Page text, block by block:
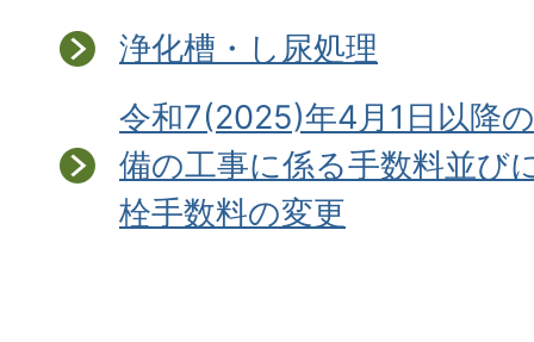
浄化槽・し尿処理
令和7(2025)年4月1日以降
備の工事に係る手数料並び
栓手数料の変更